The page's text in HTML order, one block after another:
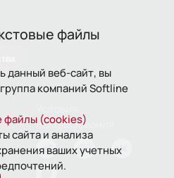
файлы
данный веб-сайт, вы
компаний Softline
файлы (cookies)
сайта и анализа
ваших учетных
использования